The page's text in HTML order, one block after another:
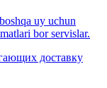
uy uchun
bor servislar.
доставку